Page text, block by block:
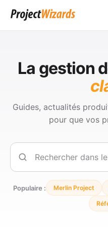
La gestion
Guides, actualités
pour que vos
Rechercher
Populaire : Merlin Project